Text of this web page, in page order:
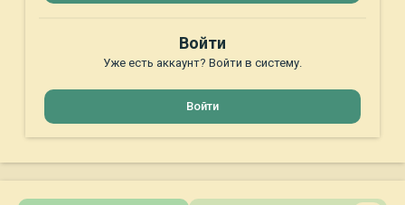
Войти
Уже есть аккаунт? Войти в систему.
Войти